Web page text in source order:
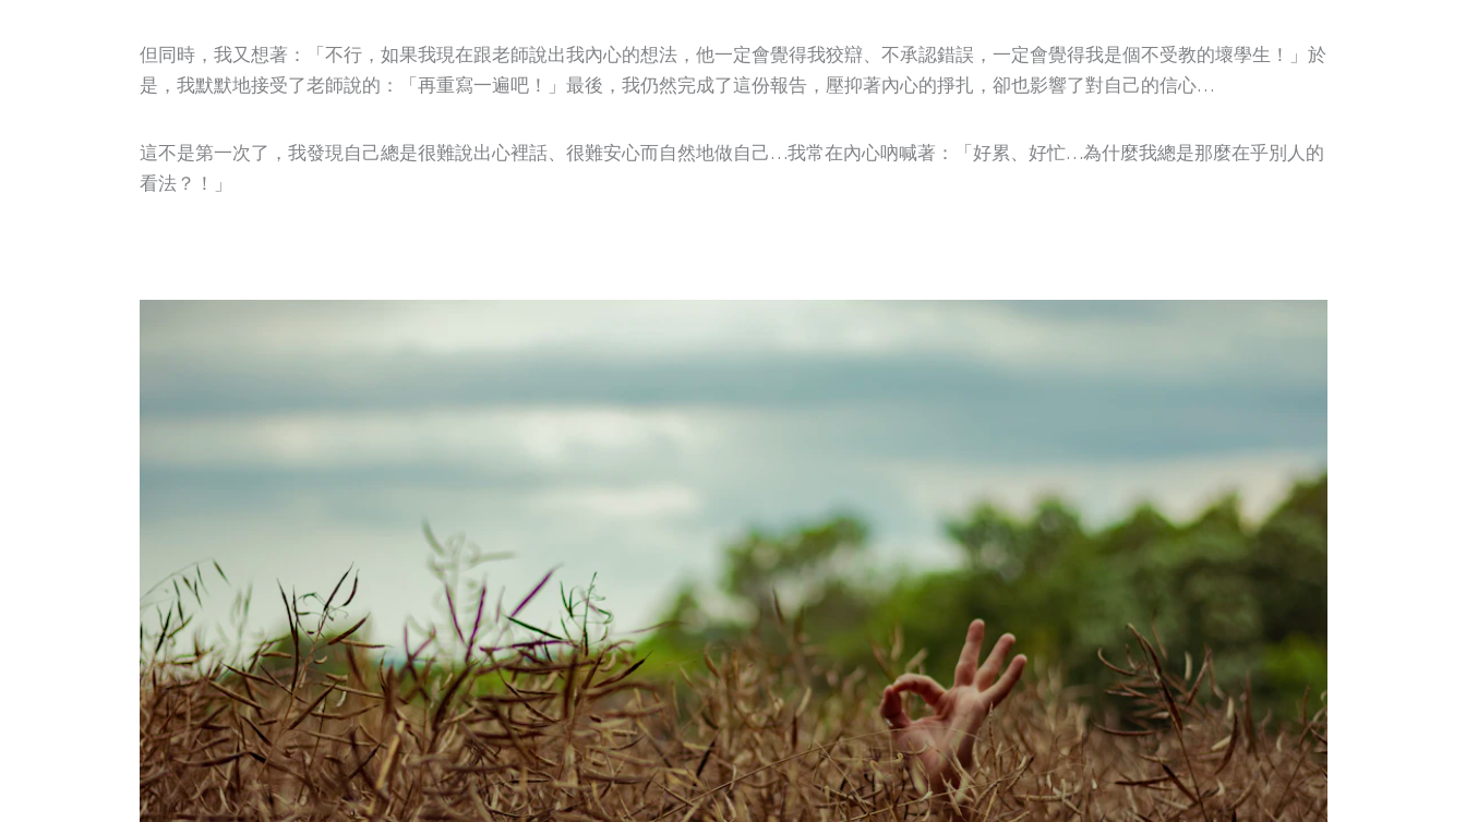
但同時，我又想著：「不行，如果我現在跟老師說出我內心的想法，他一定會覺得我狡辯、不承認錯誤，一定會覺得我是個不受教的壞學生！」於
是，我默默地接受了老師說的：「再重寫一遍吧！」最後，我仍然完成了這份報告，壓抑著內心的掙扎，卻也影響了對自己的信心…
這不是第一次了，我發現自己總是很難說出心裡話、很難安心而自然地做自己…我常在內心吶喊著：「好累、好忙…為什麼我總是那麼在乎別人的
看法？！」